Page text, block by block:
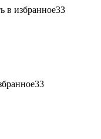
в избранное33